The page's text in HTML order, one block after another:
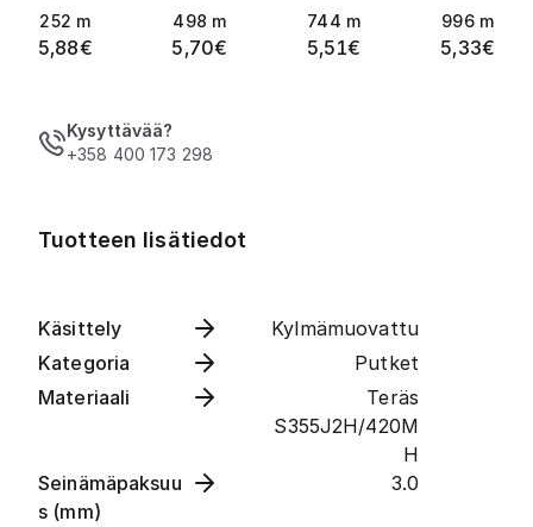
252 m
5,88€
498 m
5,70€
744 m
5,51€
996 m
5,33€
Kysyttävää?
+358 400 173 298
Tuotteen lisätiedot
Käsittely
Kylmämuovattu
Kategoria
Putket
Materiaali
Teräs
S355J2H/420M
H
Seinämäpaksuu
s (mm)
3.0